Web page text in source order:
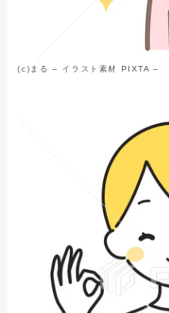
(c) まる – イラスト素材 PIXTA –